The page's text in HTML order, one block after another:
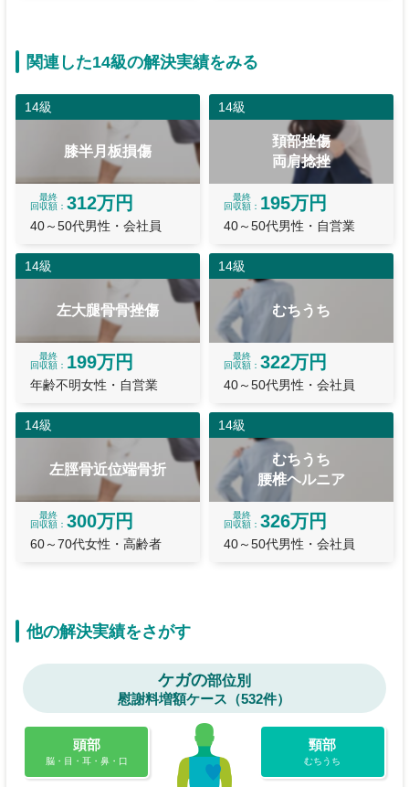
関連した14級の解決実績をみる
14級
膝半月板損傷
最終
回収額
312万円
40～50代男性・会社員
14級
頚部挫傷
両肩捻挫
最終
回収額
195万円
40～50代男性・自営業
14級
左大腿骨骨挫傷
最終
回収額
199万円
年齢不明女性・自営業
14級
むちうち
最終
回収額
322万円
40～50代男性・会社員
14級
左脛骨近位端骨折
最終
回収額
300万円
60～70代女性・高齢者
14級
むちうち
腰椎ヘルニア
最終
回収額
326万円
40～50代男性・会社員
他の解決実績をさがす
ケガの部位別
慰謝料増額ケース（532件）
頭部
脳・目・耳・鼻・口
頸部
むちうち